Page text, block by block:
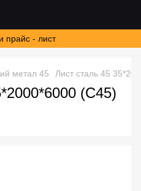
прайс - лист
метал 45 Лист сталь 45
(С45)